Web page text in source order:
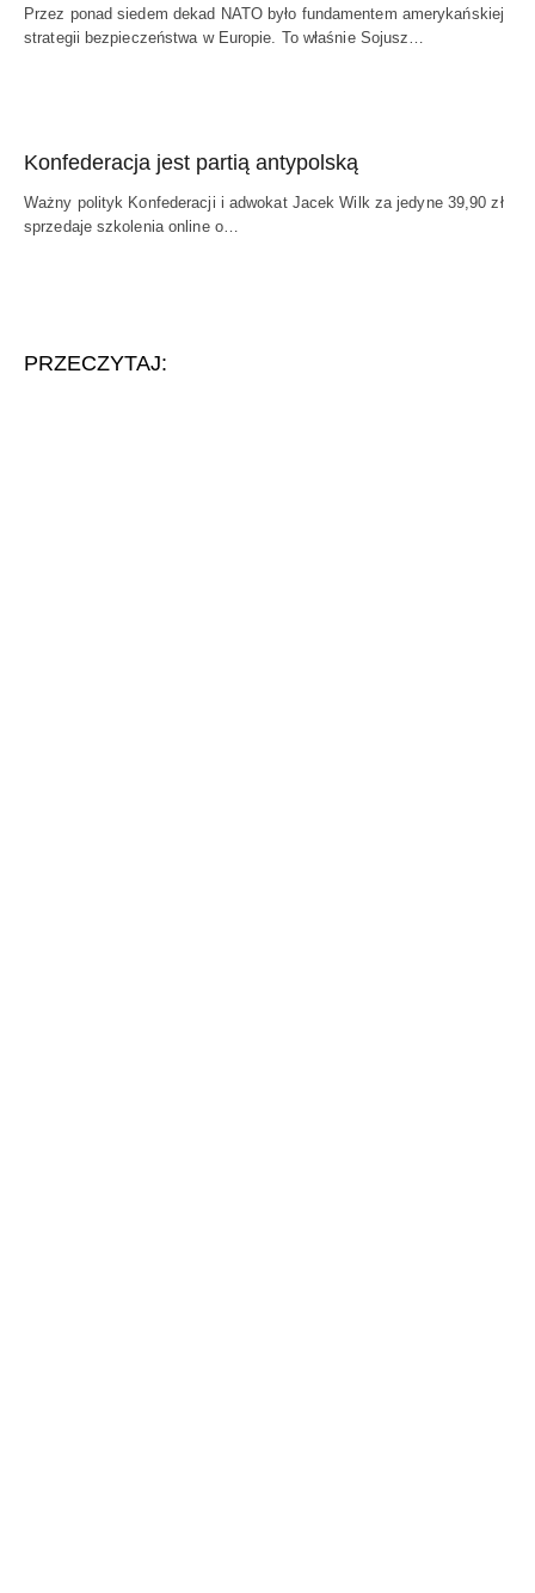
Przez ponad siedem dekad NATO było fundamentem amerykańskiej
strategii bezpieczeństwa w Europie. To właśnie Sojusz…
Konfederacja jest partią antypolską
Ważny polityk Konfederacji i adwokat Jacek Wilk za jedyne 39,90 zł
sprzedaje szkolenia online o…
PRZECZYTAJ: